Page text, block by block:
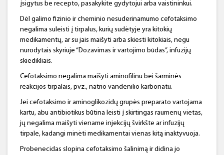
įsigytus be recepto, pasakykite gydytojui arba vaistininkui.
Dėl galimo fizinio ir cheminio nesuderinamumo cefotaksimo
negalima suleisti į tirpalus, kurių sudėtyje yra kitokių
medikamentų, ar su jais maišyti arba skiesti kitokiais, negu
nurodytais skyriuje “Dozavimas ir vartojimo būdas”, infuzijų
skiedikliais.
Cefotaksimo negalima maišyti aminofilinu bei šarminės
reakcijos tirpalais, pvz., natrio vandenilio karbonatu.
Jei cefotaksimo ir aminoglikozidų grupės preparato vartojama
kartu, abu antibiotikus būtina leisti į skirtingas raumenų vietas,
jų negalima maišyti viename injekcijų švirkšte ar infuzijų
tirpale, kadangi minėti medikamentai vienas kitą inaktyvuoja.
Probenecidas slopina cefotaksimo šalinimą ir didina jo